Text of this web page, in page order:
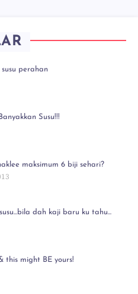
perahan
Susu!!!
maksimum 6 biji sehari?
dah kaji baru ku tahu...
this might BE yours!